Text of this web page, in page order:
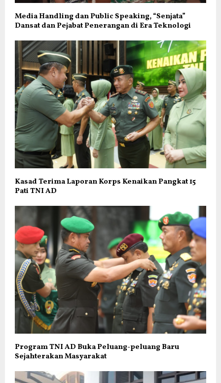
Media Handling dan Public Speaking, “Senjata”
Dansat dan Pejabat Penerangan di Era Teknologi
Kasad Terima Laporan Korps Kenaikan Pangkat 15
Pati TNI AD
Program TNI AD Buka Peluang-peluang Baru
Sejahterakan Masyarakat